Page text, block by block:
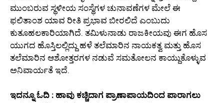
ಮುಂಬರುವ ಸ್ಥಳೀಯ ಸಂಸ್ಥೆಗಳ ಚುನಾವಣೆಗಳ ಮೇಲೆ ಈ
ಫಲಿತಾಂಶ ಯಾವ ರೀತಿ ಪ್ರಭಾವ ಬೀರಲಿದೆ ಎಂಬುದು
ಕುತೂಹಲಕಾರಿಯಾಗಿದೆ. ತಮಿಳುನಾಡು ರಾಜಕೀಯವು ಈಗ ಹೊಸ
ಯುಗದ ಹೊಸ್ತಿಲಲ್ಲಿದ್ದು ಹಳೆ ತಲೆಮಾರಿನ ನಾಯಕತ್ವ ಮತ್ತು ಹೊಸ
ತಲೆಮಾರಿನ ಆಶೋತ್ತರಗಳ ನಡುವೆ ಸಮತೋಲನ ಕಾಯ್ದುಕೊಳ್ಳುವ
ಅನಿವಾರ್ಯತೆ ಇದೆ.
ಇದನ್ನೂ ಓದಿ : ಹಾವು ಕಚ್ಚಿದಾಗ ಪ್ರಾಣಾಪಾಯದಿಂದ ಪಾರಾಗಲು